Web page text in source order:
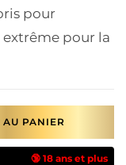
pour
pour la
AU PANIER
🔞 18 ans et plus